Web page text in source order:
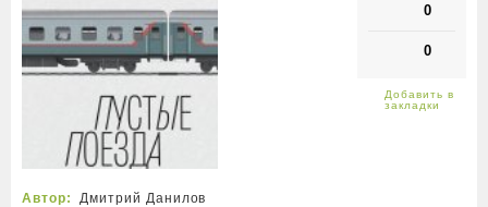
0
0
Автор:
Дмитрий Данилов